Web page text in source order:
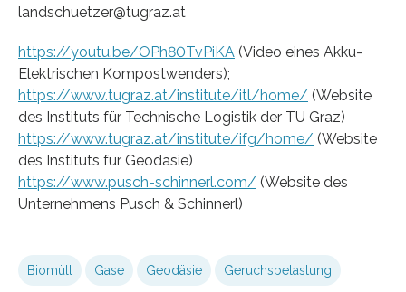
landschuetzer@tugraz.at
https://youtu.be/OPh80TvPiKA (Video eines Akku-
Elektrischen Kompostwenders);
https://www.tugraz.at/institute/itl/home/ (Website
des Instituts für Technische Logistik der TU Graz)
https://www.tugraz.at/institute/ifg/home/ (Website
des Instituts für Geodäsie)
https://www.pusch-schinnerl.com/ (Website des
Unternehmens Pusch & Schinnerl)
Biomüll Gase Geodäsie Geruchsbelastung